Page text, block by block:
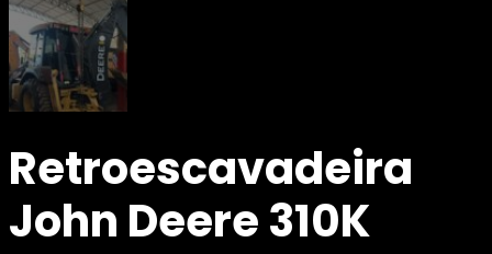
Retroescavadeira
John Deere 310K